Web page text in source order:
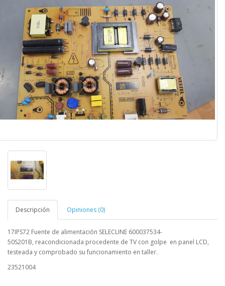
Descripción Opiniones (0)
17IPS72 Fuente de alimentación SELECLINE 600037534-
50S201B, reacondicionada procedente de TV con golpe en panel LCD,
testeada y comprobado su funcionamiento en taller.
23521004